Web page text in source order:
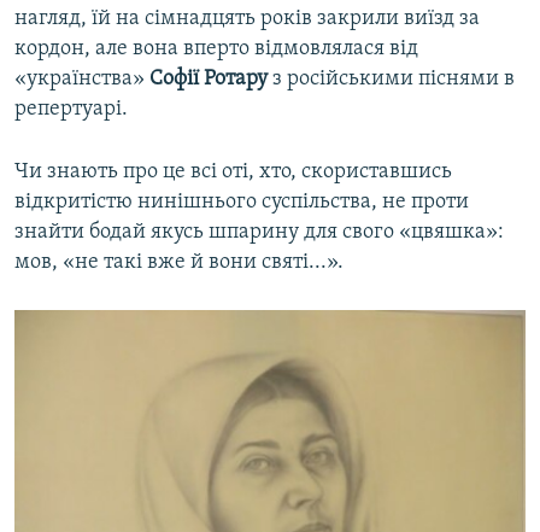
нагляд, їй на сімнадцять років закрили виїзд за
кордон, але вона вперто відмовлялася від
«українства» Софії Ротаруз російськими піснями в
репертуарі.
Чи знають про це всі оті, хто, скориставшись
відкритістю нинішнього суспільства, не проти
знайти бодай якусь шпарину для свого «цвяшка»:
мов, «не такі вже й вони святі...».